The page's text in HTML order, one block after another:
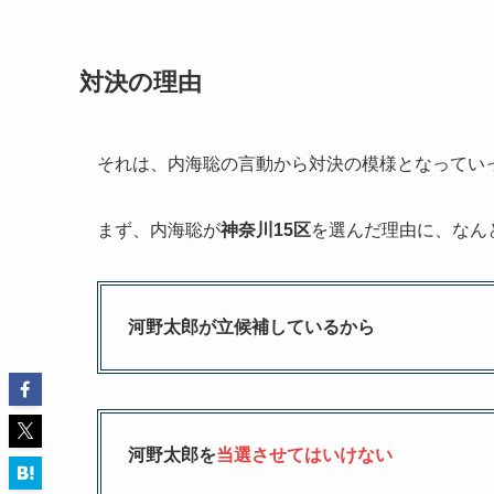
対決の理由
それは、内海聡の言動から対決の模様となってい
まず、内海聡が神奈川15区を選んだ理由に、なん
河野太郎が立候補しているから
河野太郎を当選させてはいけない